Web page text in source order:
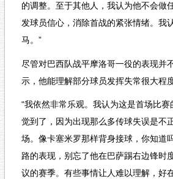
的调整。至于其他人，我认为他不会做
发球员信心，消除首战的紧张情绪。我
马。”
尽管对巴西队战平摩洛哥一役的表现并
示，他能理解部分球员发挥失常很大程
“我依然非常乐观。我认为这是首场比
觉到了，因为出现那么多传球失误是不
场。像卡塞米罗那样背身接球，你知道
路的表现，别忘了他在巴萨踢右边锋时
议的赛季。有些事情让人难以理解，好